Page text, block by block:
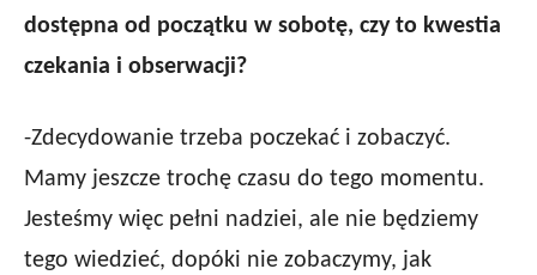
dostępna od początku w sobotę, czy to kwestia
czekania i obserwacji?
-Zdecydowanie trzeba poczekać i zobaczyć.
Mamy jeszcze trochę czasu do tego momentu.
Jesteśmy więc pełni nadziei, ale nie będziemy
tego wiedzieć, dopóki nie zobaczymy, jak